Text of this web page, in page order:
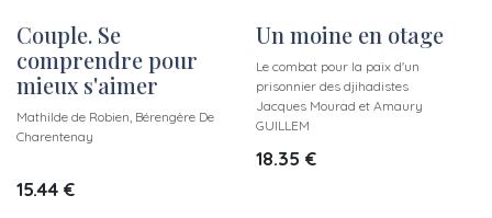
Couple. Se
comprendre pour
mieux s'aimer
Mathilde de Robien, Bérengère De
Charentenay
15.44 €
Un moine en otage
Le combat pour la paix d'un
prisonnier des djihadistes
Jacques Mourad et Amaury
GUILLEM
18.35 €